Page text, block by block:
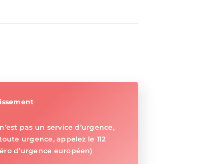
pas un service d’urgence,
urgence, appelez le 112
d’urgence européen)